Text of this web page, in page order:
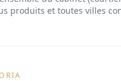
produits et toutes villes